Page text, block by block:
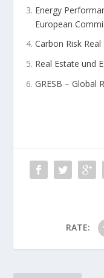
Energy
European
Carbon Risk
Real Estate und
GRESB – Global
RATE: